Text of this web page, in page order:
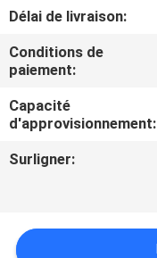
CONTRÔLE
DE
QUALITÉ
CONTACTEZ-
NOUS
NOUVELLES
Délai de livraison:
Conditions de
paiement:
Capacité
d'approvisionnement:
Surligner: